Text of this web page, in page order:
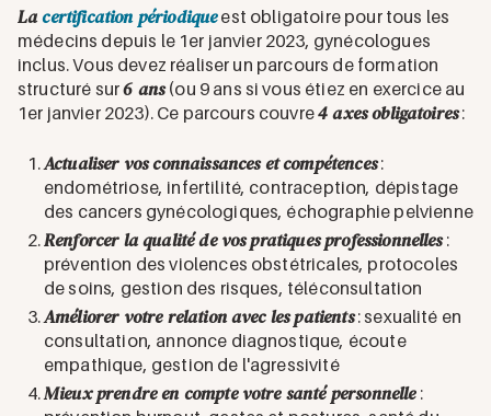
Lacertification périodiqueest obligatoire pour tous les
médecins depuis le 1er janvier 2023, gynécologues
inclus. Vous devez réaliser un parcours de formation
structuré sur6 ans(ou 9 ans si vous étiez en exercice au
1er janvier 2023). Ce parcours couvre4 axes obligatoires:
Actualiser vos connaissances et compétences:
endométriose, infertilité, contraception, dépistage
des cancers gynécologiques, échographie pelvienne
Renforcer la qualité de vos pratiques professionnelles:
prévention des violences obstétricales, protocoles
de soins, gestion des risques, téléconsultation
Améliorer votre relation avec les patients: sexualité en
consultation, annonce diagnostique, écoute
empathique, gestion de l'agressivité
Mieux prendre en compte votre santé personnelle: